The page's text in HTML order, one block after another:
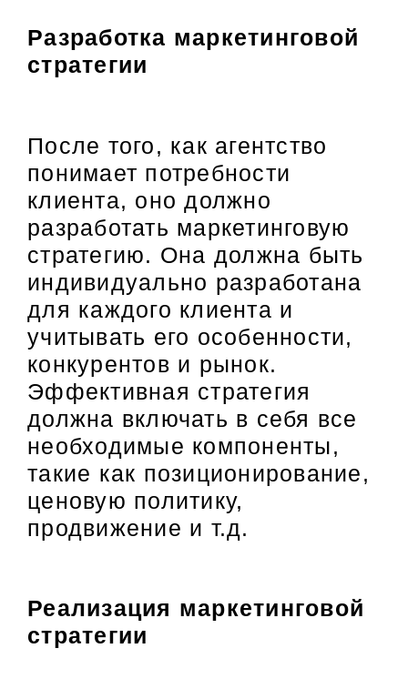
Разработка маркетинговой
стратегии
После того, как агентство
понимает потребности
клиента, оно должно
разработать маркетинговую
стратегию. Она должна быть
индивидуально разработана
для каждого клиента и
учитывать его особенности,
конкурентов и рынок.
Эффективная стратегия
должна включать в себя все
необходимые компоненты,
такие как позиционирование,
ценовую политику,
продвижение и т.д.
Реализация маркетинговой
стратегии